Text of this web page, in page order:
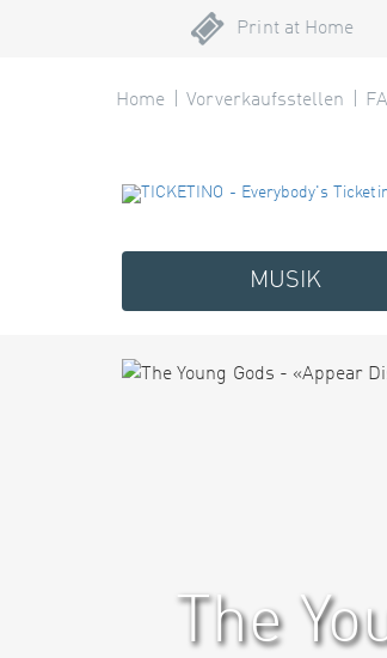
Print at Home
Home Vorverkaufsstellen
MUSIK
The